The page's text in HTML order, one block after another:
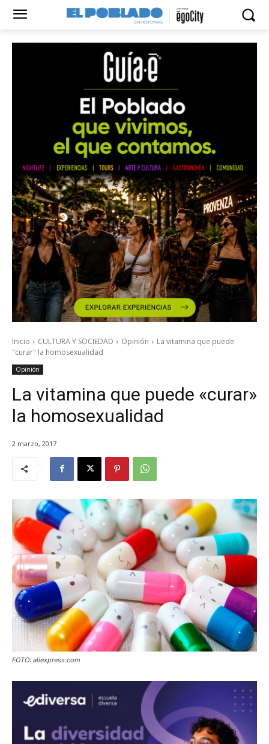
Inicio CULTURA Y SOCIEDAD Opinión
La vitamina que puede
"curar" la homosexualidad
Opinión
La vitamina que puede «curar»
la homosexualidad
2 marzo, 2017
FOTO: aliexpress.com